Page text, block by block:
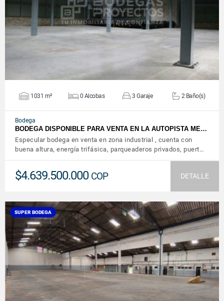
VER DETALLES
1031 m² 0 Alcobas 3 Garaje 2 Baño(s)
Bodega
BODEGA DISPONIBLE PARA VENTA EN LA AUTOPISTA ME…
Especular bodega en venta en zona industrial , cuenta con
buena altura, energía trifásica, parqueaderos privados, puert…
$4.639.500.000 COP DETALLE
SUPER BODEGA
VER DETALLES